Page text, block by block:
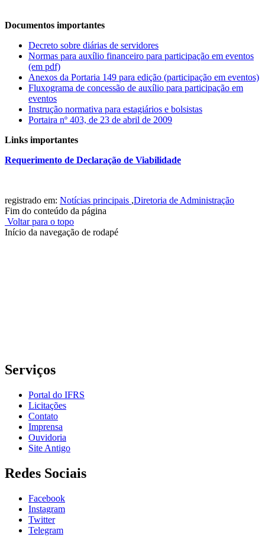
Documentos importantes
Decreto sobre diárias de servidores
Normas para auxílio financeiro para participação em eventos
(em pdf)
Anexos da Portaria 149 para edição (participação em eventos)
Fluxograma de concessão de auxílio para participação em
eventos
Instrução normativa para estagiários e bolsistas
Portaira nº 403, de 23 de abril de 2009
Links importantes
Requerimento de Declaração de Viabilidade
registrado em: Notícias principais ,Diretoria de Administração
Fim do conteúdo da página
Voltar para o topo
Início da navegação de rodapé
Serviços
Portal do IFRS
Licitações
Contato
Imprensa
Ouvidoria
Site Antigo
Redes Sociais
Facebook
Instagram
Twitter
Telegram